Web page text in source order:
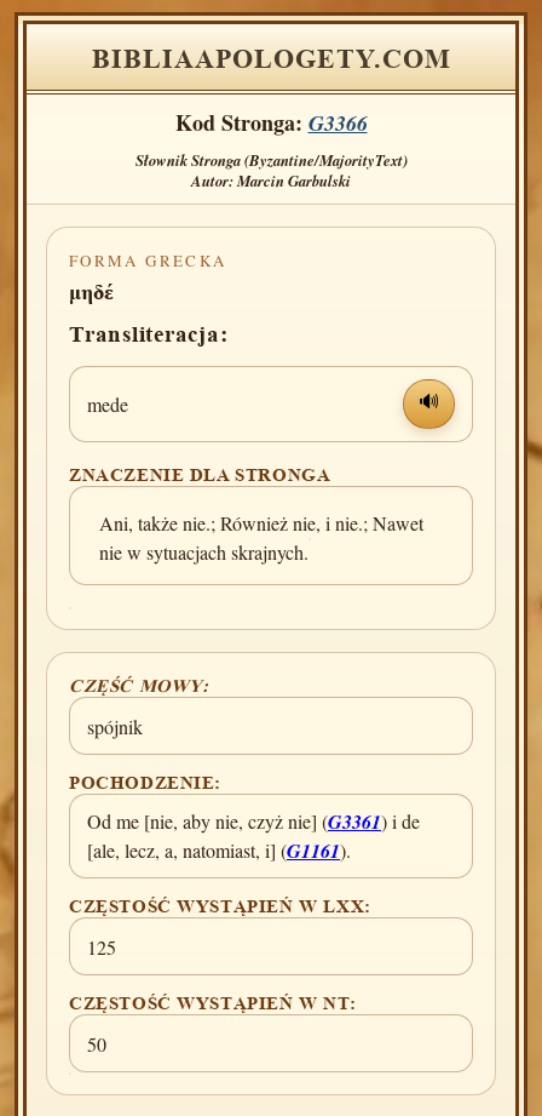
BIBLIAAPOLOGETY.COM
Kod Stronga: G3366
Słownik Stronga (Byzantine/MajorityText)
Autor: Marcin Garbulski
FORMA GRECKA
μηδέ
Transliteracja:
mede 🔊
ZNACZENIE DLA STRONGA
Ani, także nie.; Również nie, i nie.; Nawet
nie w sytuacjach skrajnych.
CZĘŚĆ MOWY:
spójnik
POCHODZENIE:
Od me [nie, aby nie, czyż nie] (G3361) i de
[ale, lecz, a, natomiast, i] (G1161).
CZĘSTOŚĆ WYSTĄPIEŃ W LXX:
125
CZĘSTOŚĆ WYSTĄPIEŃ W NT:
50